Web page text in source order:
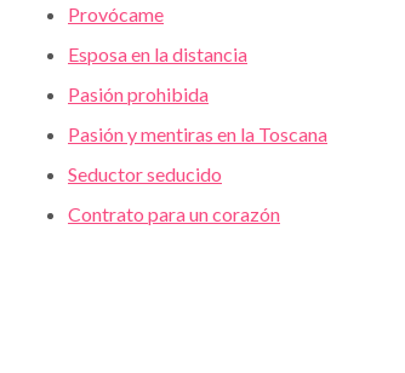
Provócame
Esposa en la distancia
Pasión prohibida
Pasión y mentiras en la Toscana
Seductor seducido
Contrato para un corazón